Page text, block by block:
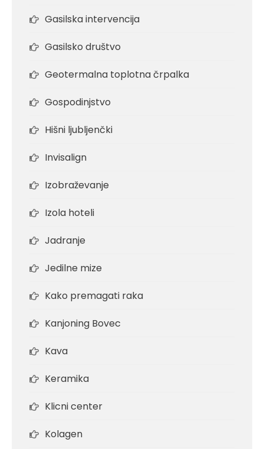
Gasilska intervencija
Gasilsko društvo
Geotermalna toplotna črpalka
Gospodinjstvo
Hišni ljubljenčki
Invisalign
Izobraževanje
Izola hoteli
Jadranje
Jedilne mize
Kako premagati raka
Kanjoning Bovec
Kava
Keramika
Klicni center
Kolagen